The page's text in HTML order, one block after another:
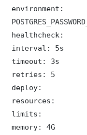
environment:
healthcheck:
interval: 5s
timeout: 3s
retries: 5
deploy:
resources:
limits:
memory: 4G